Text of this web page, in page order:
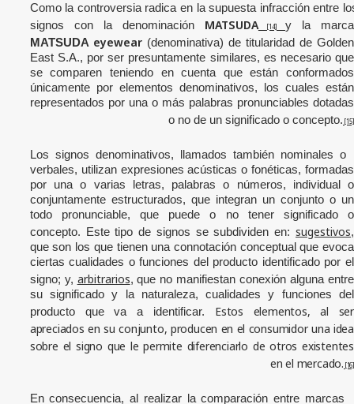
Como la controversia radica en la supuesta infracción entre
signos con la denominación MATSUDA [14]
y la marca
MATSUDA eyewear (denominativa) de titularidad de Golden
East S.A., por ser presuntamente similares, es necesario que
se comparen teniendo en cuenta que están conformados
únicamente por elementos denominativos, los cuales están
representados por una o más palabras pronunciables dotadas
o no de un significado o concepto. [15]
Los signos denominativos, llamados también nominales o
verbales, utilizan expresiones acústicas o fonéticas, formadas
por una o varias letras, palabras o números, individual o
conjuntamente estructurados, que integran un conjunto o un
todo pronunciable, que puede o no tener significado o
concepto. Este tipo de signos se subdividen en: sugestivos,
que son los que tienen una connotación conceptual que evoca
ciertas cualidades o funciones del producto identificado por el
signo; y, arbitrarios, que no manifiestan conexión alguna entre
su significado y la naturaleza, cualidades y funciones del
producto que va a identificar. Estos elementos, al ser
apreciados en su conjunto, producen en el consumidor una idea
sobre el signo que le permite diferenciarlo de otros existentes
en el mercado. [16]
En consecuencia, al realizar la comparación entre marcas